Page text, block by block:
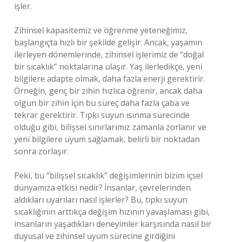
işler.
Zihinsel kapasitemiz ve öğrenme yeteneğimiz,
başlangıçta hızlı bir şekilde gelişir. Ancak, yaşamın
ilerleyen dönemlerinde, zihinsel işlerimiz de “doğal
bir sıcaklık” noktalarına ulaşır. Yaş ilerledikçe, yeni
bilgilere adapte olmak, daha fazla enerji gerektirir.
Örneğin, genç bir zihin hızlıca öğrenir, ancak daha
olgun bir zihin için bu süreç daha fazla çaba ve
tekrar gerektirir. Tıpkı suyun ısınma sürecinde
olduğu gibi, bilişsel sınırlarımız zamanla zorlanır ve
yeni bilgilere uyum sağlamak, belirli bir noktadan
sonra zorlaşır.
Peki, bu “bilişsel sıcaklık” değişimlerinin bizim içsel
dünyamıza etkisi nedir? İnsanlar, çevrelerinden
aldıkları uyarıları nasıl işlerler? Bu, tıpkı suyun
sıcaklığının arttıkça değişim hızının yavaşlaması gibi,
insanların yaşadıkları deneyimler karşısında nasıl bir
duyusal ve zihinsel uyum sürecine girdiğini